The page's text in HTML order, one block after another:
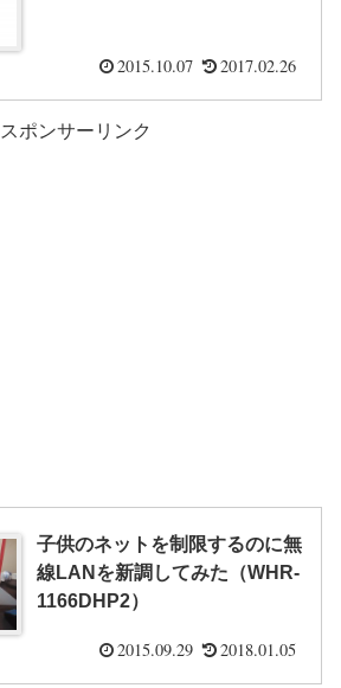
2015.10.07 2017.02.26
スポンサーリンク
子供のネットを制限するのに無
線LANを新調してみた（WHR-
1166DHP2）
2015.09.29 2018.01.05